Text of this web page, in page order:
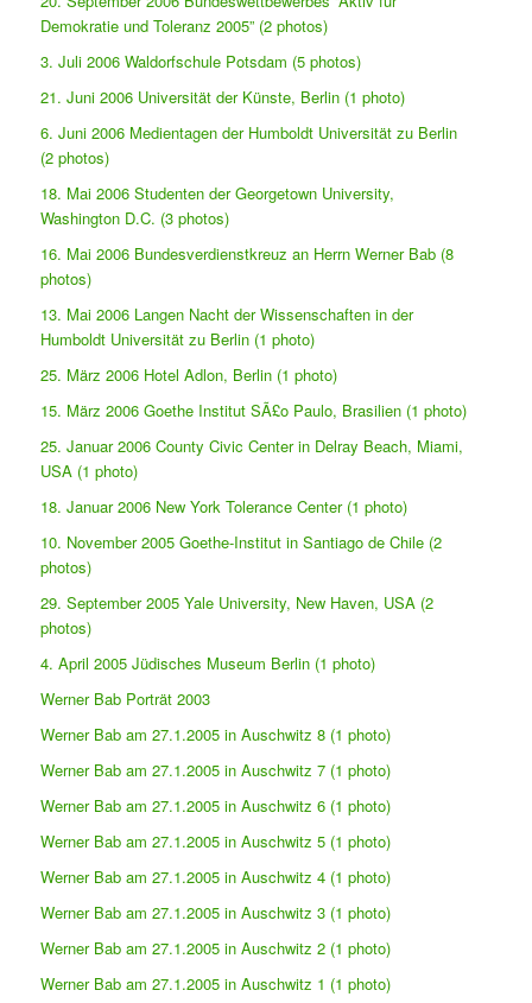
Demokratie und Toleranz 2005” (2 photos)
3. Juli 2006 Waldorfschule Potsdam (5 photos)
21. Juni 2006 Universität der Künste, Berlin (1 photo)
6. Juni 2006 Medientagen der Humboldt Universität zu Berlin
(2 photos)
18. Mai 2006 Studenten der Georgetown University,
Washington D.C. (3 photos)
16. Mai 2006 Bundesverdienstkreuz an Herrn Werner Bab (8
photos)
13. Mai 2006 Langen Nacht der Wissenschaften in der
Humboldt Universität zu Berlin (1 photo)
25. März 2006 Hotel Adlon, Berlin (1 photo)
15. März 2006 Goethe Institut SÃ£o Paulo, Brasilien (1 photo)
25. Januar 2006 County Civic Center in Delray Beach, Miami,
USA (1 photo)
18. Januar 2006 New York Tolerance Center (1 photo)
10. November 2005 Goethe-Institut in Santiago de Chile (2
photos)
29. September 2005 Yale University, New Haven, USA (2
photos)
4. April 2005 Jüdisches Museum Berlin (1 photo)
Werner Bab Porträt 2003
Werner Bab am 27.1.2005 in Auschwitz 8 (1 photo)
Werner Bab am 27.1.2005 in Auschwitz 7 (1 photo)
Werner Bab am 27.1.2005 in Auschwitz 6 (1 photo)
Werner Bab am 27.1.2005 in Auschwitz 5 (1 photo)
Werner Bab am 27.1.2005 in Auschwitz 4 (1 photo)
Werner Bab am 27.1.2005 in Auschwitz 3 (1 photo)
Werner Bab am 27.1.2005 in Auschwitz 2 (1 photo)
Werner Bab am 27.1.2005 in Auschwitz 1 (1 photo)